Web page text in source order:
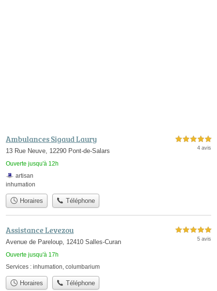
Ambulances Sigaud Laury
13 Rue Neuve, 12290 Pont-de-Salars
Ouverte jusqu'à 12h
5,0 étoiles sur 5
4 avis
artisan
inhumation
Horaires Téléphone
Assistance Levezou
Avenue de Pareloup, 12410 Salles-Curan
Ouverte jusqu'à 17h
5,0 étoiles sur 5
5 avis
Services : inhumation columbarium
Horaires Téléphone